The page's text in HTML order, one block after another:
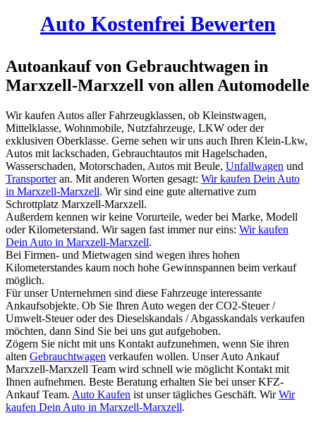
Auto Kostenfrei Bewerten
Autoankauf von Gebrauchtwagen in
Marxzell-Marxzell von allen Automodelle
Wir kaufen Autos aller Fahrzeugklassen, ob Kleinstwagen,
Mittelklasse, Wohnmobile, Nutzfahrzeuge, LKW oder der
exklusiven Oberklasse. Gerne sehen wir uns auch Ihren Klein-Lkw,
Autos mit lackschaden, Gebrauchtautos mit Hagelschaden,
Wasserschaden, Motorschaden, Autos mit Beule, Unfallwagen und
Transporteran. Mit anderen Worten gesagt: Wir kaufen Dein Auto
in Marxzell-Marxzell. Wir sind eine gute alternative zum
Schrottplatz Marxzell-Marxzell.
Außerdem kennen wir keine Vorurteile, weder bei Marke, Modell
oder Kilometerstand. Wir sagen fast immer nur eins: Wir kaufen
Dein Auto in Marxzell-Marxzell.
Bei Firmen- und Mietwagen sind wegen ihres hohen
Kilometerstandes kaum noch hohe Gewinnspannen beim verkauf
möglich.
Für unser Unternehmen sind diese Fahrzeuge interessante
Ankaufsobjekte. Ob Sie Ihren Auto wegen der CO2-Steuer /
Umwelt-Steuer oder des Dieselskandals / Abgasskandals verkaufen
möchten, dann Sind Sie bei uns gut aufgehoben.
Zögern Sie nicht mit uns Kontakt aufzunehmen, wenn Sie ihren
alten Gebrauchtwagen verkaufen wollen. Unser Auto Ankauf
Marxzell-Marxzell Team wird schnell wie möglicht Kontakt mit
Ihnen aufnehmen. Beste Beratung erhalten Sie bei unser KFZ-
Ankauf Team. Auto Kaufen ist unser tägliches Geschäft. WirWir
kaufen Dein Auto in Marxzell-Marxzell.